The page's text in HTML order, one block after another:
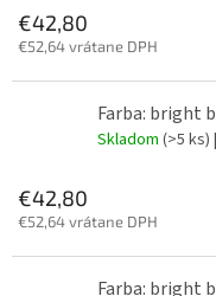
€42,80
€52,64 vrátane DPH
Farba: bright
Skladom (>5 ks)
€42,80
€52,64 vrátane DPH
Farba: bright